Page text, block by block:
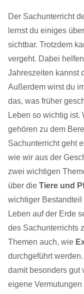
Der Sachunterricht
lernst du einiges
sichtbar. Trotzdem
vergeht. Dabei
Jahreszeiten kannst
Außerdem wirst du
das, was früher
Leben so wichtig
gehören zu dem
Sachunterricht geht
wie wir aus der
zwei wichtigen
über die Tiere und
wichtiger Bestandteil
Leben auf der Erde
des Sachunterrichts
Themen auch, wie
durchgeführt
damit besonders gut
eigene